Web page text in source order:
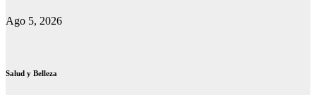
Ago 5, 2026
Salud y Belleza